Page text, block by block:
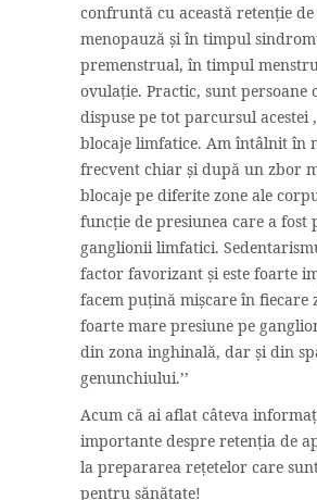
confruntă cu această retenție
menopauză și în timpul
premenstrual, în timpul
ovulație. Practic, sunt persoane
dispuse pe tot parcursul acestei
blocaje limfatice. Am întâlnit în
frecvent chiar și după un zbor
blocaje pe diferite zone ale
funcție de presiunea care a fost
ganglionii limfatici.
factor favorizant și este foarte
facem puțină mișcare în fiecare
foarte mare presiune pe
din zona inghinală, dar și din
genunchiului.’’
Acum că ai aflat câteva
importante despre retenția de
la prepararea rețetelor care
pentru sănătate!